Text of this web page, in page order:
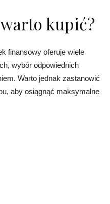
kupić?
finansowy oferuje wiele
wybór odpowiednich
Warto jednak zastanowić
aby osiągnąć maksymalne